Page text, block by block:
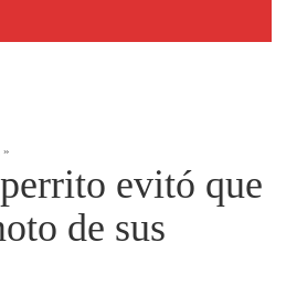
»
evitó que
de sus